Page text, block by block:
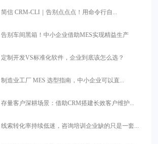
简信 CRM-CLI｜告别点点点！用命令行自...
告别车间黑箱！中小企业借助MES实现精益生产
定制开发VS标准化软件，企业到底该怎么选？
制造业工厂 MES 选型指南，中小企业可以直...
存量客户深耕场景：借助CRM搭建长效客户维护...
线索转化率持续低迷，咨询培训企业缺的只是一套...